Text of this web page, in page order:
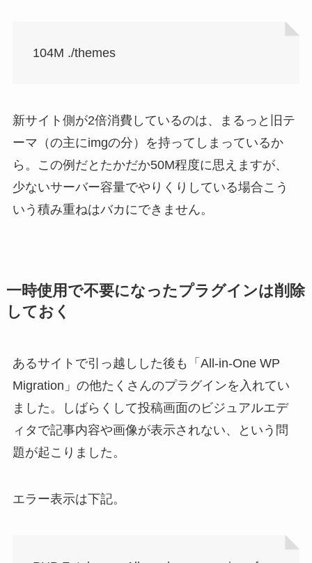
104M ./themes
新サイト側が2倍消費しているのは、まるっと旧テ
ーマ（の主にimgの分）を持ってしまっているか
ら。この例だとたかだか50M程度に思えますが、
少ないサーバー容量でやりくりしている場合こう
いう積み重ねはバカにできません。
一時使用で不要になったプラグインは削除
しておく
あるサイトで引っ越しした後も「All-in-One WP
Migration」の他たくさんのプラグインを入れてい
ました。しばらくして投稿画面のビジュアルエデ
ィタで記事内容や画像が表示されない、という問
題が起こりました。
エラー表示は下記。